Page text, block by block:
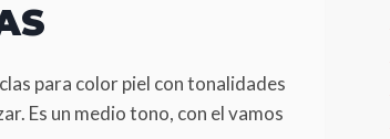
para color piel con tonalidades
Es un medio tono, con el vamos